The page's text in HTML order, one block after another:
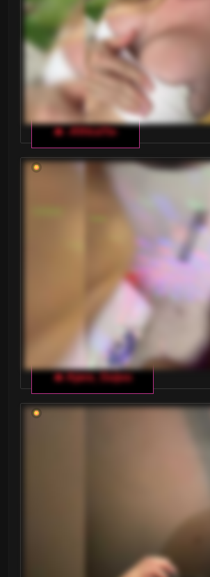
STWORZYĆ
DLA WŁOSKIEGO CZATU DLA
Odkryj, jak zbudować
podczas włoskiego czatu dla
jak istotne są detale w tworzeniu
doświadczenia zarówno dla Ciebie,
modelki.
JAK ZADAĆ PYTANIA NA
Czy kiedykolwiek zastanawiałeś się,
zadawać pytania na włoskim czacie
dorosłych, aby uzyskać
naprawdę cię interesują? Ten
wskazówek, jak efektywnie i
komunikować się na czacie dla
języku włoskim.
DLACZEGO WŁOSKI CZAT
JEST WYJĄTKOWY?
W dzisiejszym cyfrowym świecie
dorosłych stanowią popularną
🔥 -AfricaYa-
🔥 Ajara_Gujuu